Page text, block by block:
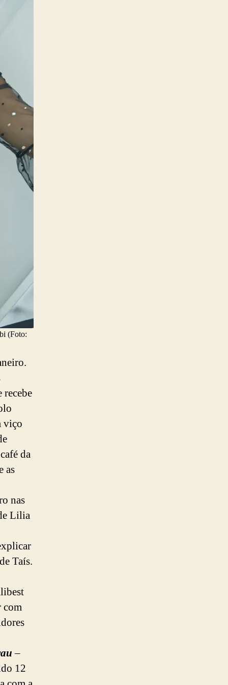
(Foto:
recebe
viço
da
as
nas
Lilia
Taís.
com
–
12